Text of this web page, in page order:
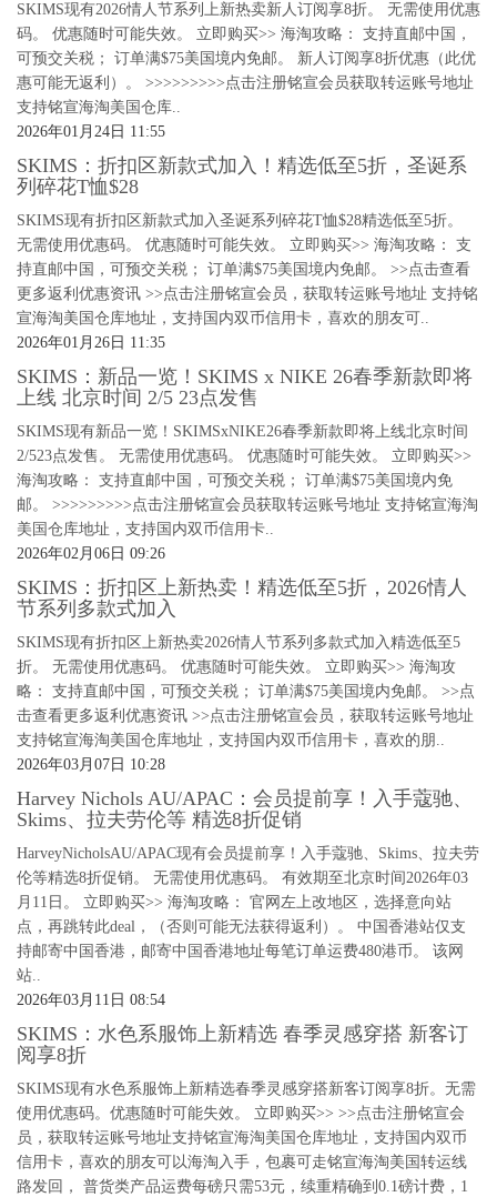
SKIMS现有2026情人节系列上新热卖新人订阅享8折。 无需使用优惠
码。 优惠随时可能失效。 立即购买>> 海淘攻略： 支持直邮中国，
可预交关税； 订单满$75美国境内免邮。 新人订阅享8折优惠（此优
惠可能无返利）。 >>>>>>>>>点击注册铭宣会员获取转运账号地址
支持铭宣海淘美国仓库..
2026年01月24日 11:55
SKIMS：折扣区新款式加入！精选低至5折，圣诞系
列碎花T恤$28
SKIMS现有折扣区新款式加入圣诞系列碎花T恤$28精选低至5折。
无需使用优惠码。 优惠随时可能失效。 立即购买>> 海淘攻略： 支
持直邮中国，可预交关税； 订单满$75美国境内免邮。 >>点击查看
更多返利优惠资讯 >>点击注册铭宣会员，获取转运账号地址 支持铭
宣海淘美国仓库地址，支持国内双币信用卡，喜欢的朋友可..
2026年01月26日 11:35
SKIMS：新品一览！SKIMS x NIKE 26春季新款即将
上线 北京时间 2/5 23点发售
SKIMS现有新品一览！SKIMSxNIKE26春季新款即将上线北京时间
2/523点发售。 无需使用优惠码。 优惠随时可能失效。 立即购买>>
海淘攻略： 支持直邮中国，可预交关税； 订单满$75美国境内免
邮。 >>>>>>>>>点击注册铭宣会员获取转运账号地址 支持铭宣海淘
美国仓库地址，支持国内双币信用卡..
2026年02月06日 09:26
SKIMS：折扣区上新热卖！精选低至5折，2026情人
节系列多款式加入
SKIMS现有折扣区上新热卖2026情人节系列多款式加入精选低至5
折。 无需使用优惠码。 优惠随时可能失效。 立即购买>> 海淘攻
略： 支持直邮中国，可预交关税； 订单满$75美国境内免邮。 >>点
击查看更多返利优惠资讯 >>点击注册铭宣会员，获取转运账号地址
支持铭宣海淘美国仓库地址，支持国内双币信用卡，喜欢的朋..
2026年03月07日 10:28
Harvey Nichols AU/APAC：会员提前享！入手蔻驰、
Skims、拉夫劳伦等 精选8折促销
HarveyNicholsAU/APAC现有会员提前享！入手蔻驰、Skims、拉夫劳
伦等精选8折促销。 无需使用优惠码。 有效期至北京时间2026年03
月11日。 立即购买>> 海淘攻略： 官网左上改地区，选择意向站
点，再跳转此deal，（否则可能无法获得返利）。 中国香港站仅支
持邮寄中国香港，邮寄中国香港地址每笔订单运费480港币。 该网
站..
2026年03月11日 08:54
SKIMS：水色系服饰上新精选 春季灵感穿搭 新客订
阅享8折
SKIMS现有水色系服饰上新精选春季灵感穿搭新客订阅享8折。无需
使用优惠码。优惠随时可能失效。 立即购买>> >>点击注册铭宣会
员，获取转运账号地址支持铭宣海淘美国仓库地址，支持国内双币
信用卡，喜欢的朋友可以海淘入手，包裹可走铭宣海淘美国转运线
路发回， 普货类产品运费每磅只需53元，续重精确到0.1磅计费，1